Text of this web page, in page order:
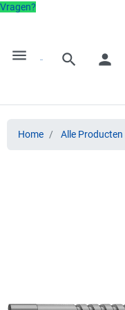
Vragen?
menu search person
Home Alle Producten